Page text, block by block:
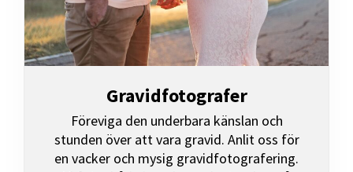
Gravidfotografer
Föreviga den underbara känslan och
stunden över att vara gravid. Anlit oss för
en vacker och mysig gravidfotografering.